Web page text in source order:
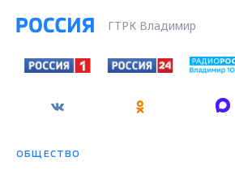
ГТРК Владимир
ОБЩЕСТВО